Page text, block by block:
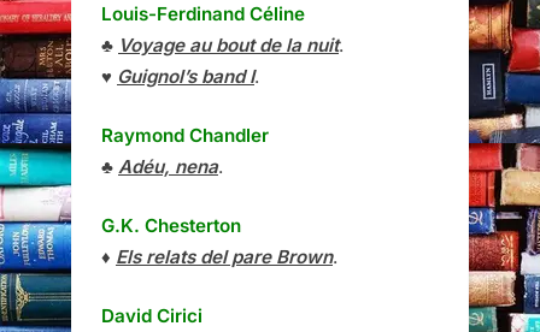
Louis-Ferdinand Céline
♣ Voyage au bout de la nuit.
♥ Guignol’s band I.
Raymond Chandler
♣ Adéu, nena.
G.K. Chesterton
♦ Els relats del pare Brown.
David Cirici